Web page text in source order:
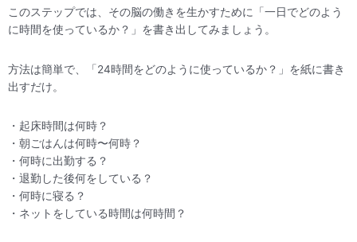
このステップでは、その脳の働きを生かすために「一日でどのよう
に時間を使っているか？」を書き出してみましょう。
方法は簡単で、「24時間をどのように使っているか？」を紙に書き
出すだけ。
・起床時間は何時？
・朝ごはんは何時〜何時？
・何時に出勤する？
・退勤した後何をしている？
・何時に寝る？
・ネットをしている時間は何時間？